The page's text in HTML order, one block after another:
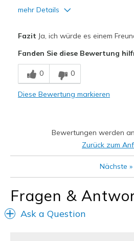
mehr Details
Geeignete Verwendung
Casual Wear
View On Shoes
I'm Into Shoes
Fazit Ja, ich würde es einem
Fanden Sie diese Bewertung
0 0
Diese Bewertung markieren
Bewertungen werden
Zurück zum
Nächste »
Fragen &
Ask a Question